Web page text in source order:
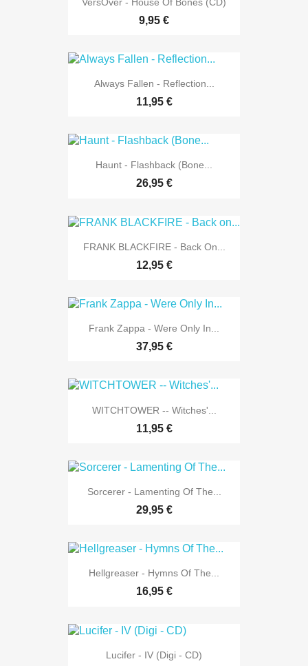
9,95 €
Always Fallen - Reflection...
11,95 €
Haunt - Flashback (Bone...
26,95 €
FRANK BLACKFIRE - Back On...
12,95 €
Frank Zappa - Were Only In...
37,95 €
WITCHTOWER -- Witches'...
11,95 €
Sorcerer - Lamenting Of The...
29,95 €
Hellgreaser - Hymns Of The...
16,95 €
Lucifer - IV (Digi - CD)